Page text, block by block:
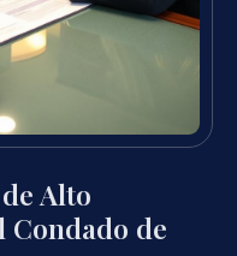
Alto
de